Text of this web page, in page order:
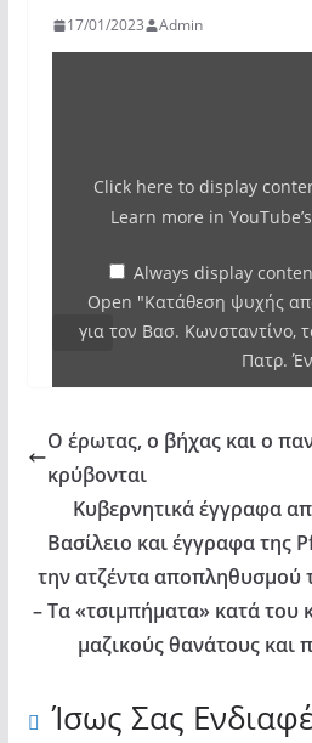
17/01/2023 Admin
τον
για
τον
Βασ.
τον
&
Έν.
Click here to display
Learn more in
Always display
Open "Κατάθεση ψυχής
για τον Βασ. Κωνσταντίνο,
Πατρ.
Ο έρωτας, ο βήχας και ο
κρύβονται
Κυβερνητικά έγγραφα
Βασίλειο και έγγραφα της
την ατζέντα αποπληθυσμού
– Τα «τσιμπήματα» κατά
μαζικούς θανάτους και
Ίσως Σας